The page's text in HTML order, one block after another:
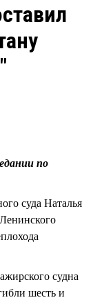
по
суда Наталья
судна
шесть и